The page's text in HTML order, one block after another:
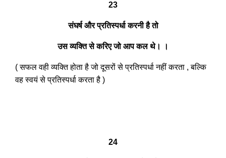
23
संघर्ष और प्रतिस्पर्धा करनी है तो
उस व्यक्ति से करिए जो आप कल थे। ।
( सफल वही व्यक्ति होता है जो दूसरों से प्रतिस्पर्धा नहीं करता , बल्कि
वह स्वयं से प्रतिस्पर्धा करता है )
24